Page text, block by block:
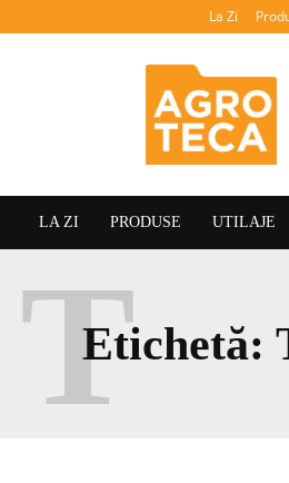
La Zi
LA ZI PRODUSE UTILAJE
Etichetă:
T